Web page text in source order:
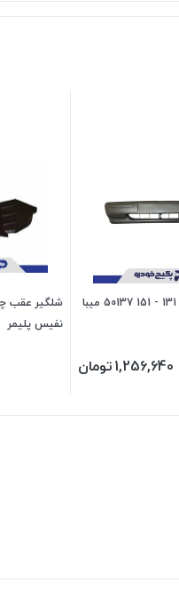
سپر جلو پراید 131 - 151 50137 میبا
1,256,640تومان
نفیس پلیمر